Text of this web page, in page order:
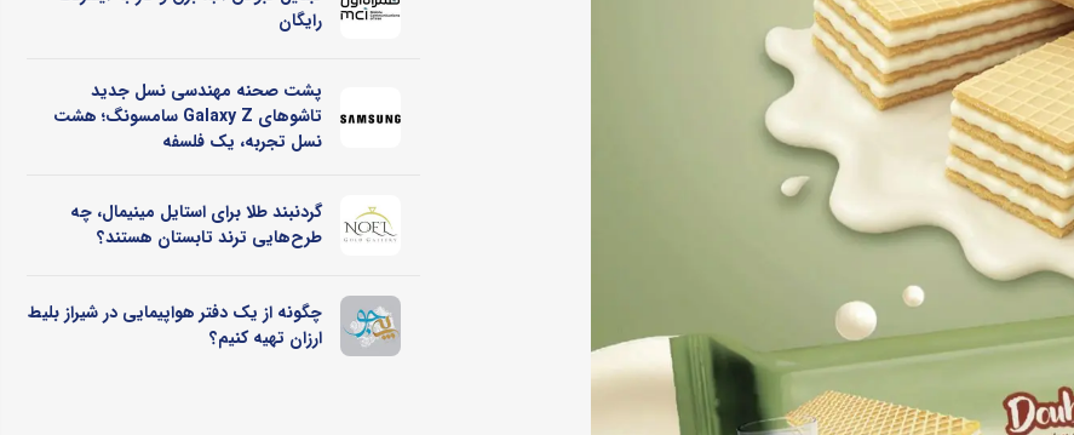
رایگان
پشت صحنه مهندسی نسل جدید
تاشوهای Galaxy Z سامسونگ؛ هشت
نسل تجربه، یک فلسفه
گردنبند طلا برای استایل مینیمال، چه
طرح‌هایی ترند تابستان هستند؟
چگونه از یک دفتر هواپیمایی در شیراز بلیط
ارزان تهیه کنیم؟